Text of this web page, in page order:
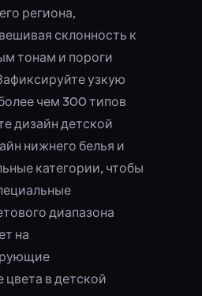
региона,
склонность к
тонам и пороги
узкую
чем 300 типов
дизайн детской
нижнего белья и
категории, чтобы
диапазона
на
в детской